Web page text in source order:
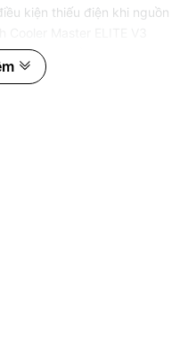
kiện thiếu điện khi nguồn
cấp sự ổn định mạnh mẽ
chăng.